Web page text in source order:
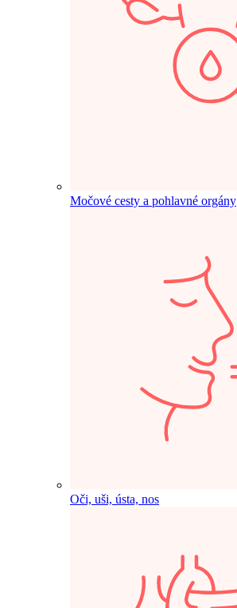
Močové cesty a pohlavné orgány
Oči, uši, ústa, nos